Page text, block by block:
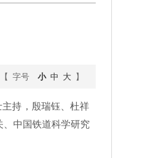
【 字号 小 中 大】
持，殷瑞钰、杜祥
中国铁道科学研究